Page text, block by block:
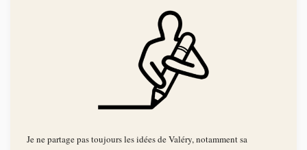
Je ne partage pas toujours les idées de Valéry, notamment sa